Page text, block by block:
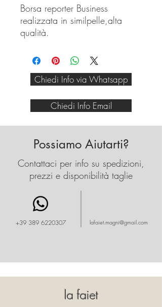
Borsa reporter Business
realizzata in similpelle,alta
qualità.
forma..
Chiedi Info via Whatsapp
Chiedi Info Email
Possiamo Aiutarti?
Contattaci per info su spedizioni,
prezzi e disponibilità taglie
+39 389 6220307 lafaiet.magni@gmail.com
la faiet